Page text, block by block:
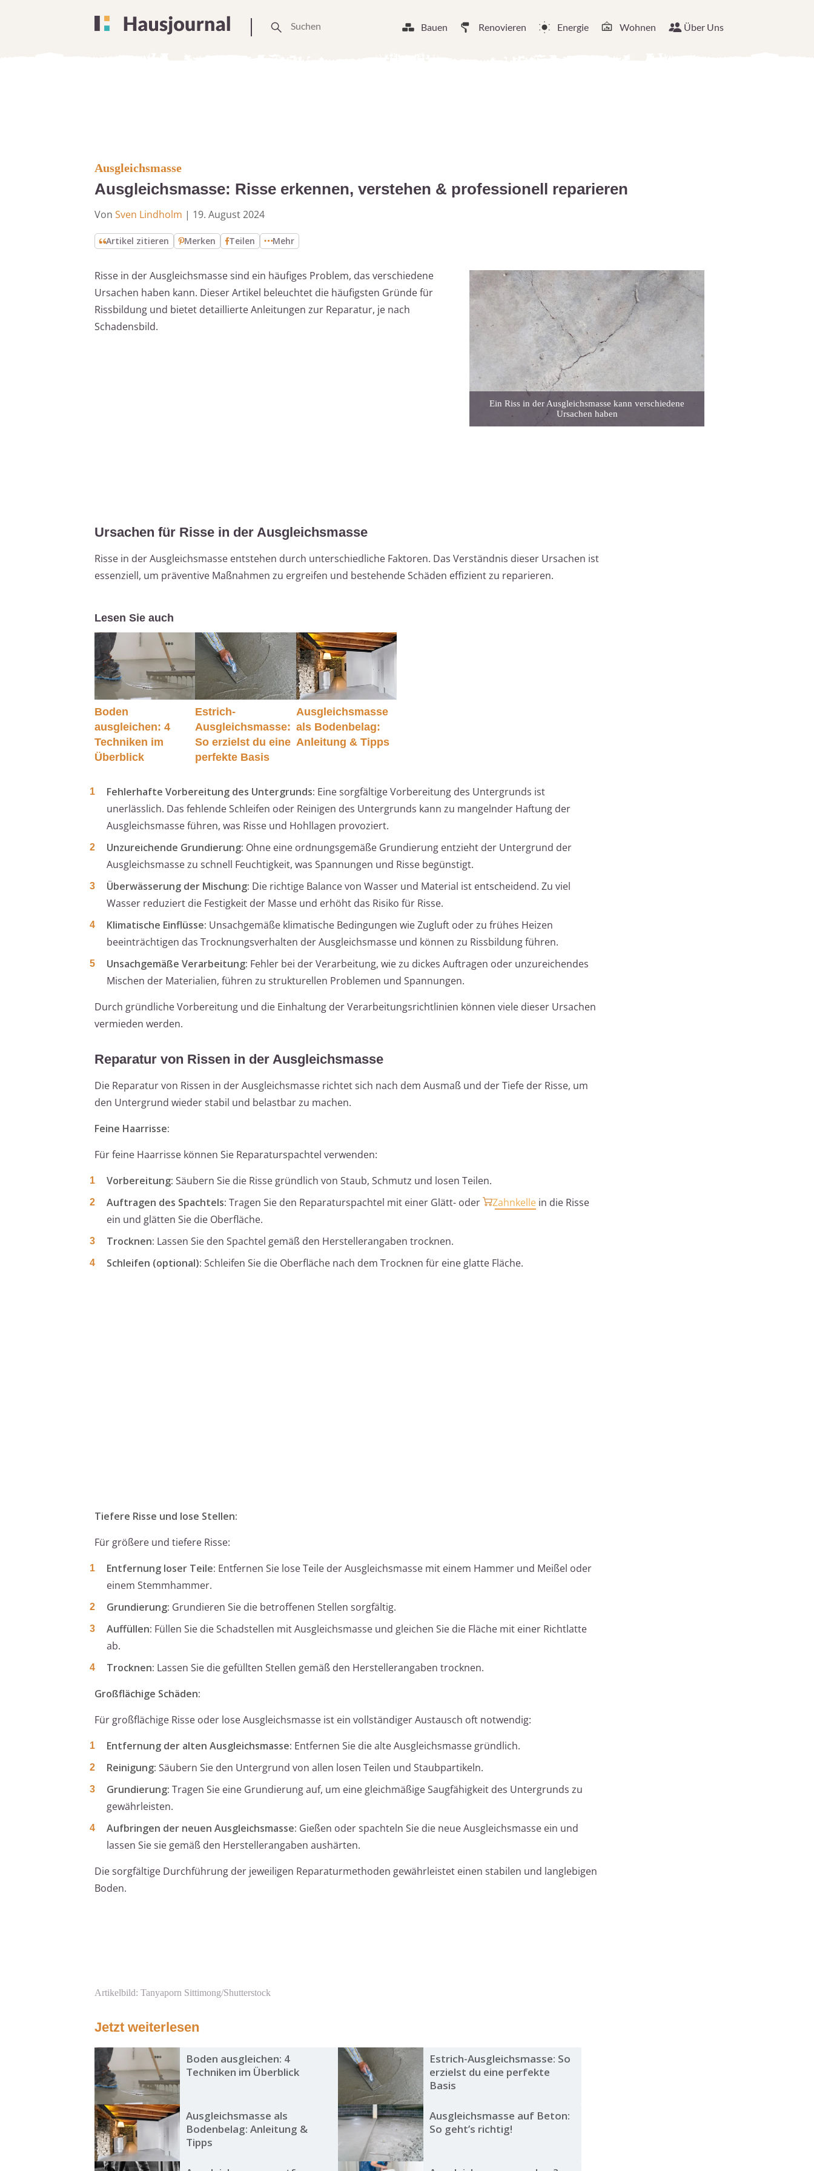
Bauen Renovieren Energie Wohnen Über Uns
Ausgleichsmasse
Ausgleichsmasse: Risse erkennen, verstehen & professionell reparieren
Von Sven Lindholm | 19. August 2024
Artikel zitieren Merken Teilen Mehr
Risse in der Ausgleichsmasse sind ein häufiges Problem, das verschiedene
Ursachen haben kann. Dieser Artikel beleuchtet die häufigsten Gründe für
Rissbildung und bietet detaillierte Anleitungen zur Reparatur, je nach
Schadensbild.
Ein Riss in der Ausgleichsmasse kann verschiedene
Ursachen haben
Ursachen für Risse in der Ausgleichsmasse
Risse in der Ausgleichsmasse entstehen durch unterschiedliche Faktoren. Das Verständnis dieser Ursachen ist
essenziell, um präventive Maßnahmen zu ergreifen und bestehende Schäden effizient zu reparieren.
Lesen Sie auch
Boden
ausgleichen: 4
Techniken im
Überblick
Estrich-
Ausgleichsmasse:
So erzielst du eine
perfekte Basis
Ausgleichsmasse
als Bodenbelag:
Anleitung & Tipps
Fehlerhafte Vorbereitung des Untergrunds: Eine sorgfältige Vorbereitung des Untergrunds ist
unerlässlich. Das fehlende Schleifen oder Reinigen des Untergrunds kann zu mangelnder Haftung der
Ausgleichsmasse führen, was Risse und Hohllagen provoziert.
Unzureichende Grundierung: Ohne eine ordnungsgemäße Grundierung entzieht der Untergrund der
Ausgleichsmasse zu schnell Feuchtigkeit, was Spannungen und Risse begünstigt.
Überwässerung der Mischung: Die richtige Balance von Wasser und Material ist entscheidend. Zu viel
Wasser reduziert die Festigkeit der Masse und erhöht das Risiko für Risse.
Klimatische Einflüsse: Unsachgemäße klimatische Bedingungen wie Zugluft oder zu frühes Heizen
beeinträchtigen das Trocknungsverhalten der Ausgleichsmasse und können zu Rissbildung führen.
Unsachgemäße Verarbeitung: Fehler bei der Verarbeitung, wie zu dickes Auftragen oder unzureichendes
Mischen der Materialien, führen zu strukturellen Problemen und Spannungen.
Durch gründliche Vorbereitung und die Einhaltung der Verarbeitungsrichtlinien können viele dieser Ursachen
vermieden werden.
Reparatur von Rissen in der Ausgleichsmasse
Die Reparatur von Rissen in der Ausgleichsmasse richtet sich nach dem Ausmaß und der Tiefe der Risse, um
den Untergrund wieder stabil und belastbar zu machen.
Feine Haarrisse:
Für feine Haarrisse können Sie Reparaturspachtel verwenden:
Vorbereitung: Säubern Sie die Risse gründlich von Staub, Schmutz und losen Teilen.
Auftragen des Spachtels: Tragen Sie den Reparaturspachtel mit einer Glätt- oder Zahnkelle in die Risse
ein und glätten Sie die Oberfläche.
Trocknen: Lassen Sie den Spachtel gemäß den Herstellerangaben trocknen.
Schleifen (optional): Schleifen Sie die Oberfläche nach dem Trocknen für eine glatte Fläche.
Tiefere Risse und lose Stellen:
Für größere und tiefere Risse:
Entfernung loser Teile: Entfernen Sie lose Teile der Ausgleichsmasse mit einem Hammer und Meißel oder
einem Stemmhammer.
Grundierung: Grundieren Sie die betroffenen Stellen sorgfältig.
Auffüllen: Füllen Sie die Schadstellen mit Ausgleichsmasse und gleichen Sie die Fläche mit einer Richtlatte
ab.
Trocknen: Lassen Sie die gefüllten Stellen gemäß den Herstellerangaben trocknen.
Großflächige Schäden:
Für großflächige Risse oder lose Ausgleichsmasse ist ein vollständiger Austausch oft notwendig:
Entfernung der alten Ausgleichsmasse: Entfernen Sie die alte Ausgleichsmasse gründlich.
Reinigung: Säubern Sie den Untergrund von allen losen Teilen und Staubpartikeln.
Grundierung: Tragen Sie eine Grundierung auf, um eine gleichmäßige Saugfähigkeit des Untergrunds zu
gewährleisten.
Aufbringen der neuen Ausgleichsmasse: Gießen oder spachteln Sie die neue Ausgleichsmasse ein und
lassen Sie sie gemäß den Herstellerangaben aushärten.
Die sorgfältige Durchführung der jeweiligen Reparaturmethoden gewährleistet einen stabilen und langlebigen
Boden.
Artikelbild: Tanyaporn Sittimong/Shutterstock
Jetzt weiterlesen
Boden ausgleichen: 4
Techniken im Überblick
Estrich-Ausgleichsmasse: So
erzielst du eine perfekte
Basis
Ausgleichsmasse als
Bodenbelag: Anleitung &
Tipps
Ausgleichsmasse auf Beton:
So geht’s richtig!